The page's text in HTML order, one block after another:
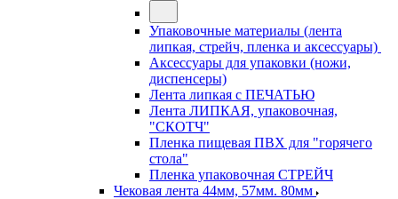
Упаковочные материалы (лента
липкая, стрейч, пленка и аксессуары)
Аксессуары для упаковки (ножи,
диспенсеры)
Лента липкая с ПЕЧАТЬЮ
Лента ЛИПКАЯ, упаковочная,
"СКОТЧ"
Пленка пищевая ПВХ для "горячего
стола"
Пленка упаковочная СТРЕЙЧ
Чековая лента 44мм, 57мм. 80мм